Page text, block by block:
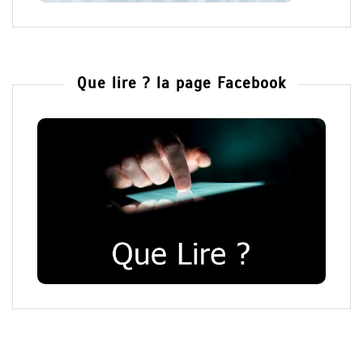
Que lire ? la page Facebook